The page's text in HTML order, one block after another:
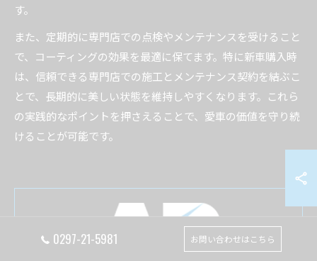
す。
また、定期的に専門店での点検やメンテナンスを受けること
で、コーティングの効果を最適に保てます。特に新車購入時
は、信頼できる専門店での施工とメンテナンス契約を結ぶこ
とで、長期的に美しい状態を維持しやすくなります。これら
の実践的なポイントを押さえることで、愛車の価値を守り続
けることが可能です。
0297-21-5981 お問い合わせはこちら